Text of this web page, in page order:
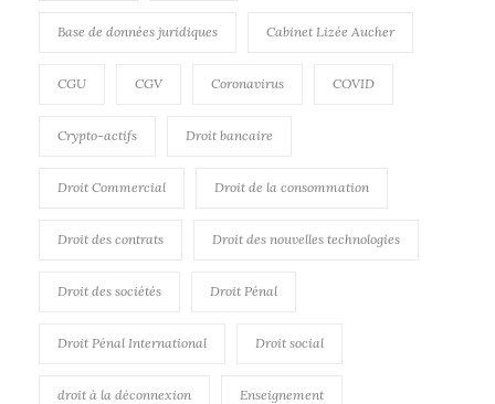
Base de données juridiques Cabinet Lizée Aucher
CGU CGV Coronavirus COVID
Crypto-actifs Droit bancaire
Droit Commercial Droit de la consommation
Droit des contrats Droit des nouvelles technologies
Droit des sociétés Droit Pénal
Droit Pénal International Droit social
droit à la déconnexion Enseignement